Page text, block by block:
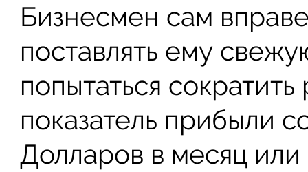
Бизнесмен сам
поставлять ему
попытаться
показатель прибыли
Долларов в месяц или